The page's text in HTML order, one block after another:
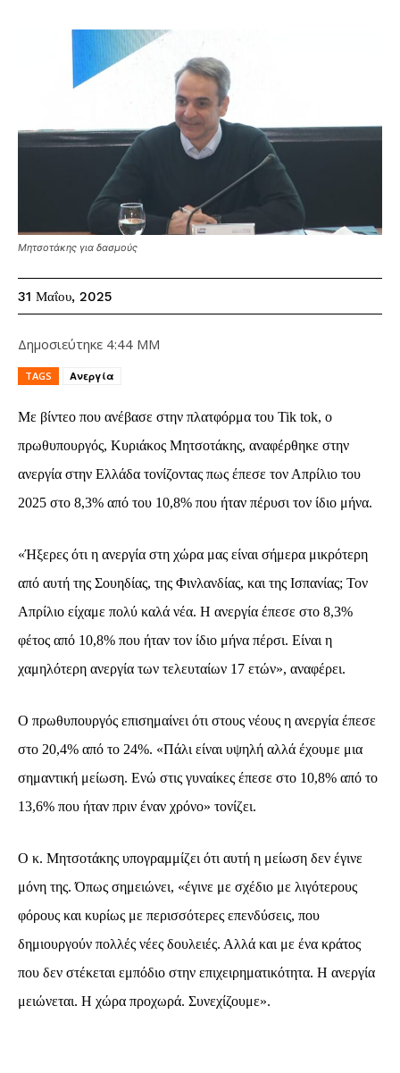
Μητσοτάκης για δασμούς
31 Μαΐου, 2025
Δημοσιεύτηκε 4:44 ΜΜ
TAGS Ανεργία
Με βίντεο που ανέβασε στην πλατφόρμα του Tik tok, ο
πρωθυπουργός, Κυριάκος Μητσοτάκης, αναφέρθηκε στην
ανεργία στην Ελλάδα τονίζοντας πως έπεσε τον Απρίλιο του
2025 στο 8,3% από του 10,8% που ήταν πέρυσι τον ίδιο μήνα.
«Ήξερες ότι η ανεργία στη χώρα μας είναι σήμερα μικρότερη
από αυτή της Σουηδίας, της Φινλανδίας, και της Ισπανίας; Τον
Απρίλιο είχαμε πολύ καλά νέα. Η ανεργία έπεσε στο 8,3%
φέτος από 10,8% που ήταν τον ίδιο μήνα πέρσι. Είναι η
χαμηλότερη ανεργία των τελευταίων 17 ετών», αναφέρει.
Ο πρωθυπουργός επισημαίνει ότι στους νέους η ανεργία έπεσε
στο 20,4% από το 24%. «Πάλι είναι υψηλή αλλά έχουμε μια
σημαντική μείωση. Ενώ στις γυναίκες έπεσε στο 10,8% από το
13,6% που ήταν πριν έναν χρόνο» τονίζει.
Ο κ. Μητσοτάκης υπογραμμίζει ότι αυτή η μείωση δεν έγινε
μόνη της. Όπως σημειώνει, «έγινε με σχέδιο με λιγότερους
φόρους και κυρίως με περισσότερες επενδύσεις, που
δημιουργούν πολλές νέες δουλειές. Αλλά και με ένα κράτος
που δεν στέκεται εμπόδιο στην επιχειρηματικότητα. Η ανεργία
μειώνεται. Η χώρα προχωρά. Συνεχίζουμε».